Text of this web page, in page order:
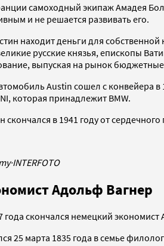
самоходный экипаж Амадея
и не решается развивать его.
находит деньги для
русские князья, епископы
выпуская на рынок
Austin сошел с конвейера
которая принадлежит BMW.
скончался в 1941 году от сердечного
·INTERFOTO
Адольф Вагнер
года скончался немецкий
25 марта 1835 года в семье